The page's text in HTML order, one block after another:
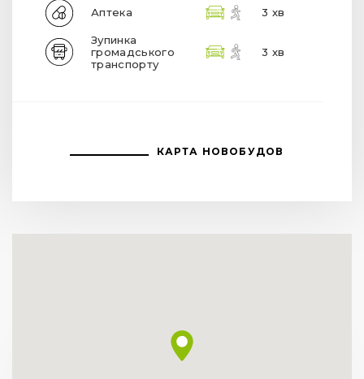
Аптека 3 хв
Зупинка
громадського
транспорту
3 хв
КАРТА НОВОБУДОВ